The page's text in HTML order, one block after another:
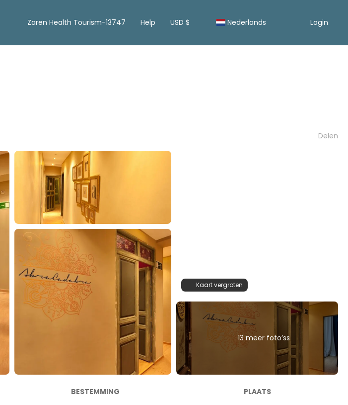
Zaren Health Tourism-13747 Help USD $ Nederlands Login
Delen
Kaart vergroten
13 meer foto’ss
BESTEMMING PLAATS